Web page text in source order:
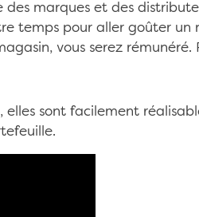
marques et des
temps pour aller goûter un
vous serez rémunéré.
sont facilement